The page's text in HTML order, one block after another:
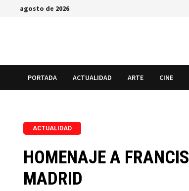
Saltaragosto de 2026
PORTADA ACTUALIDAD ARTE CINE
ACTUALIDAD
HOMENAJE A
MADRID